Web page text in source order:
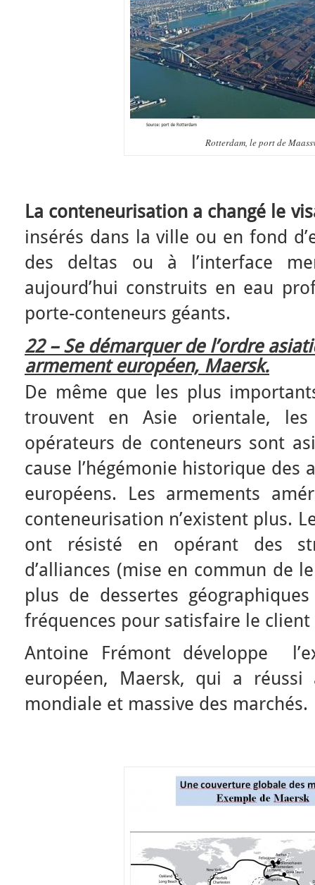
Rotterdam, le port de
La conteneurisation a changé le
insérés dans la ville ou en fond
des deltas ou à l’interface
aujourd’hui construits en eau
porte-conteneurs géants.
22 – Se démarquer de l’ordre
armement européen, Maersk.
De même que les plus
trouvent en Asie orientale, les
opérateurs de conteneurs sont
cause l’hégémonie historique des
européens. Les armements
conteneurisation n’existent plus.
ont résisté en opérant des
d’alliances (mise en commun de
plus de dessertes
fréquences pour satisfaire le client
Antoine Frémont développe
européen, Maersk, qui a
mondiale et massive des marchés.